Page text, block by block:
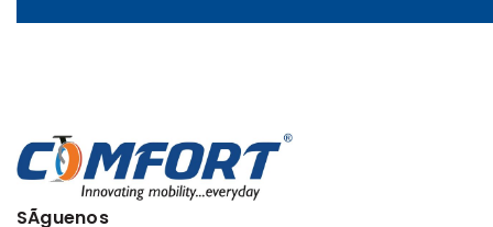
SÃ­guenos